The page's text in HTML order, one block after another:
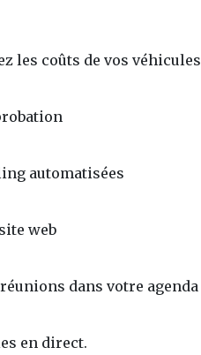
les coûts de vos véhicules
automatisées
web
dans votre agenda
en direct.